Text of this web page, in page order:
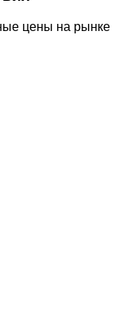
цены на рынке